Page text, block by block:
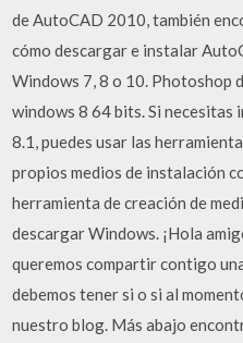
de AutoCAD 2010, también
cómo descargar e instalar
Windows 7, 8 o 10. Photoshop
windows 8 64 bits. Si
8.1, puedes usar las
propios medios de instalación
herramienta de creación de
descargar Windows. ¡Hola
queremos compartir contigo
debemos tener si o si al
nuestro blog. Más abajo